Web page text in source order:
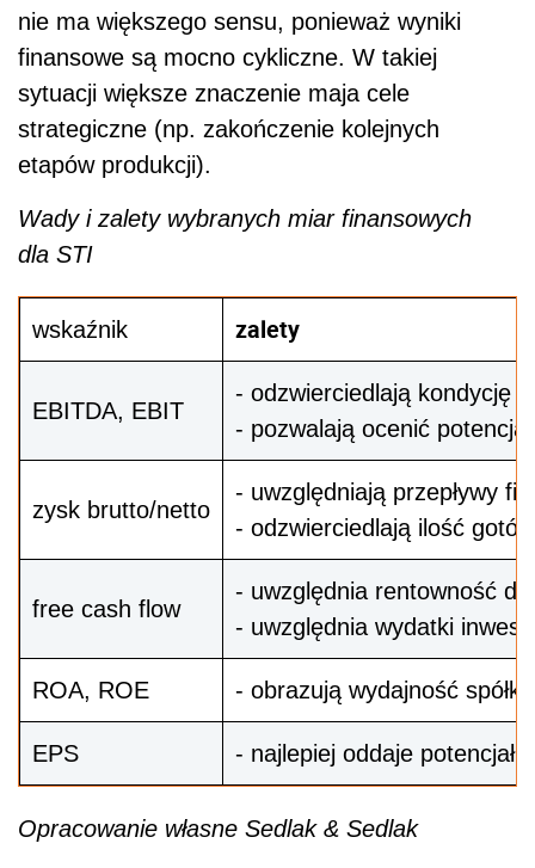
nie ma większego sensu, ponieważ wyniki
finansowe są mocno cykliczne. W takiej
sytuacji większe znaczenie maja cele
strategiczne (np. zakończenie kolejnych
etapów produkcji).
Wady i zalety wybranych miar finansowych
dla STI
wskaźnik zalety
EBITDA, EBIT
- odzwierciedlają kondycję
- pozwalają ocenić
zysk brutto/netto
- uwzględniają przepływy
- odzwierciedlają ilość
free cash flow
- uwzględnia rentowność
- uwzględnia wydatki
ROA, ROE - obrazują wydajność
EPS - najlepiej oddaje potencjał
Opracowanie własne Sedlak & Sedlak